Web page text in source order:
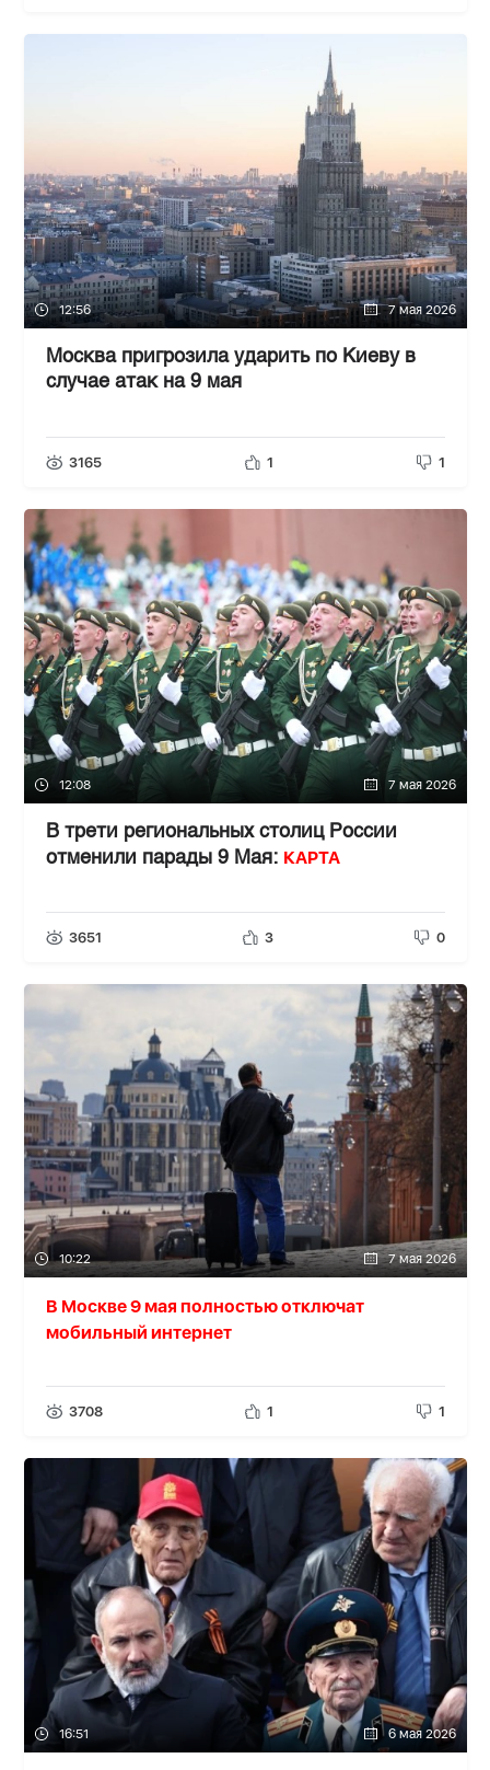
12:56 7 мая 2026
Москва пригрозила ударить по Киеву в
случае атак на 9 мая
3165 1 1
12:08 7 мая 2026
В трети региональных столиц России
отменили парады 9 Мая: КАРТА
3651 3 0
10:22 7 мая 2026
В Москве 9 мая полностью отключат
мобильный интернет
3708 1 1
16:51 6 мая 2026